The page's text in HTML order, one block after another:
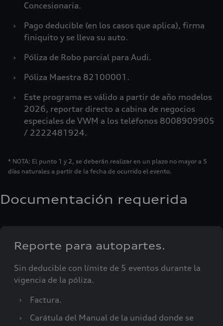
Concesionaria.
›
Pago deducible (en los casos que aplica), firma
finiquito y se lleva su auto.
›
Póliza de Robo parcial para Audi.
›
Póliza Maestra 82100001.
›
Este programa es válido a partir de año modelos
2026, reportar directo a cabina de negocios
especiales de VWM a los teléfonos 8008909905
/ 2222481924.
* NOTA: El punto 1 y 2, se deberán realizar en un plazo no mayor a 5
días naturales a partir de la fecha de ocurrido el evento.
Documentación requerida
Reporte para autopartes.
Sin deducible con límite de 5 eventos durante la
vigencia de la póliza.
›
Factura.
›
Carátula del Manual de la unidad donde se